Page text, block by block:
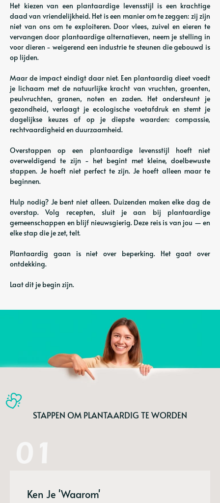
Het kiezen van een plantaardige levensstijl is een krachtige
daad van vriendelijkheid. Het is een manier om te zeggen: zij zijn
niet van ons om te exploiteren. Door vlees, zuivel en eieren te
vervangen door plantaardige alternatieven, neem je stelling in
voor dieren - weigerend een industrie te steunen die gebouwd is
op lijden.
Maar de impact eindigt daar niet. Een plantaardig dieet voedt
je lichaam met de natuurlijke kracht van vruchten, groenten,
peulvruchten, granen, noten en zaden. Het ondersteunt je
gezondheid, verlaagt je ecologische voetafdruk en stemt je
dagelijkse keuzes af op je diepste waarden: compassie,
rechtvaardigheid en duurzaamheid.
Overstappen op een plantaardige levensstijl hoeft niet
overweldigend te zijn - het begint met kleine, doelbewuste
stappen. Je hoeft niet perfect te zijn. Je hoeft alleen maar te
beginnen.
Hulp nodig? Je bent niet alleen. Duizenden maken elke dag de
overstap. Volg recepten, sluit je aan bij plantaardige
gemeenschappen en blijf nieuwsgierig. Deze reis is van jou — en
elke stap die je zet, telt.
Plantaardig gaan is niet over beperking. Het gaat over
ontdekking.
Laat dit je begin zijn.
STAPPEN OM PLANTAARDIG TE WORDEN
Ken Je 'Waarom'